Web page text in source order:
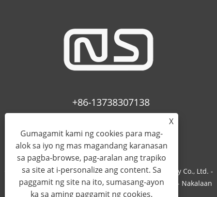
+86-13738307138
info@newstar-machine.com
Copyright © 2022 Wenzhou Feihua Printing Machinery Co., Ltd. -
Laminating Machine, Uv Coating Machine, Bopp Film - Nakalaan
X
Gumagamit kami ng cookies para mag-
alok sa iyo ng mas magandang karanasan
sa pagba-browse, pag-aralan ang trapiko
sa site at i-personalize ang content. Sa
paggamit ng site na ito, sumasang-ayon
ka sa aming paggamit ng cookies.